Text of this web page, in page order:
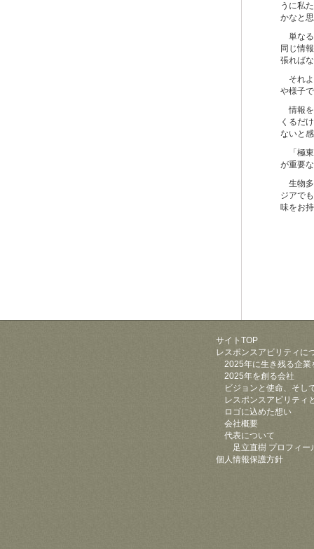
うに私
かなと
単なる
同じ情
張れば
それよ
や様子
情報を
くるだ
ないと
「極東
が重要
生物多
ジアで
味をお
サイトTOP
レスポンスアビリティに
2025年に生き残る企業
2025年を創る会社
ビジョンと使命、そし
レスポンスアビリティ
ロゴに込めた想い
会社概要
代表について
足立直樹 プロフィー
個人情報保護方針